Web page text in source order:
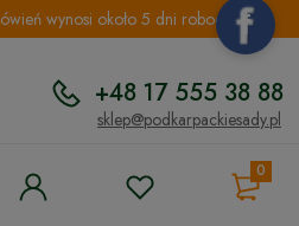
wynosi około 5 dni roboczych.
+48 17 555 38 88
sklep@podkarpackiesady.pl
0